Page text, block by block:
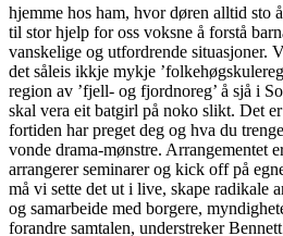
hjemme hos ham, hvor døren alltid sto
til stor hjelp for oss voksne å forstå
vanskelige og utfordrende situasjoner.
det såleis ikkje mykje
region av ’fjell- og fjordnoreg’ å sjå i
skal vera eit batgirl på noko slikt. Det
fortiden har preget deg og hva du
vonde drama-mønstre. Arrangementet
arrangerer seminarer og kick off på
må vi sette det ut i live, skape radikale
og samarbeide med borgere,
forandre samtalen, understreker